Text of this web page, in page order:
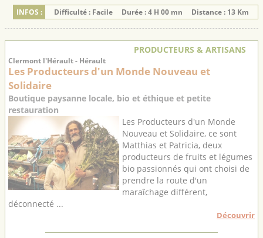
INFOS : Difficulté : Facile Durée : 4 H 00 mn Distance : 13 Km
PRODUCTEURS & ARTISANS
Clermont l'Hérault - Hérault
Les Producteurs d'un Monde Nouveau et
Solidaire
Boutique paysanne locale, bio et éthique et petite
restauration
Les Producteurs d'un Monde
Nouveau et Solidaire, ce sont
Matthias et Patricia, deux
producteurs de fruits et légumes
bio passionnés qui ont choisi de
prendre la route d'un
maraîchage différent,
déconnecté ...
Découvrir